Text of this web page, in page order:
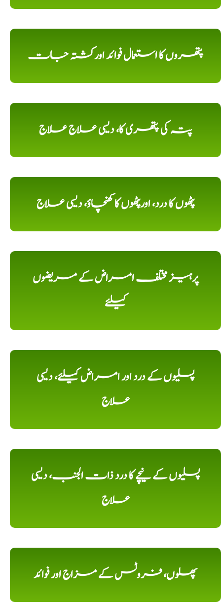
پتھروں کا استعمال فوائد اورکشتہ جات
پتہ کی پتھری کا، دیسی علاج علاج
پٹھوں کا درد، اورپٹھوں کا کھنچاؤ، دیسی علاج
پرہیز مختلف امراض کے مریضوں
کیلئے
پسلیوں کے درد اور امراض کیلئے، دیسی
علاج
پسلیوں کے نیچے کا درد ذات الجنب، دیسی
علاج
پھلوں، فروٹس کے مزاج اور فوائد